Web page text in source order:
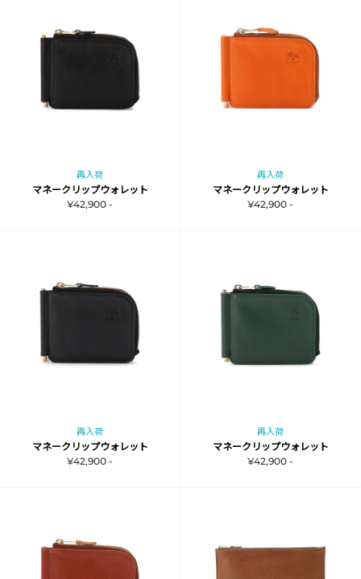
再入荷
マネークリップウォレット
¥42,900 -
再入荷
マネークリップウォレット
¥42,900 -
再入荷
マネークリップウォレット
¥42,900 -
再入荷
マネークリップウォレット
¥42,900 -